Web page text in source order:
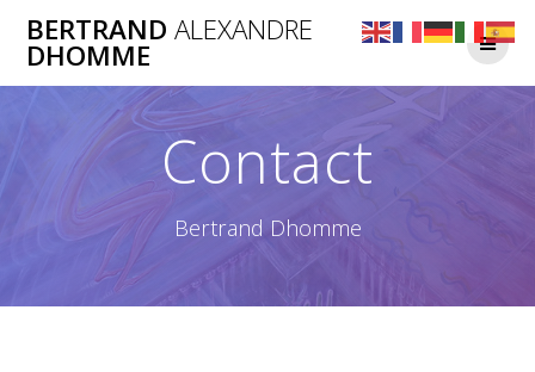
to
BERTRAND ALEXANDRE
DHOMME
Contact
Bertrand Dhomme